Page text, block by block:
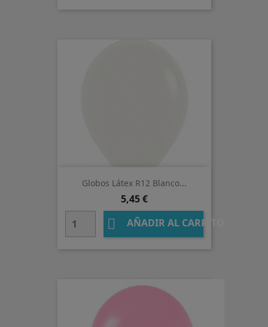
Globos Látex R12 Blanco...
Precio
5,45 €
 AÑADIR AL CARRITO